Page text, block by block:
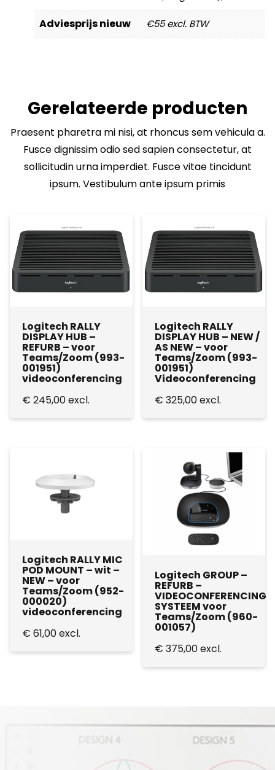
Adviesprijs nieuw €55 excl. BTW
Gerelateerde producten
Praesent pharetra mi nisi, at rhoncus sem vehicula a.
Fusce dignissim odio sed sapien consectetur, at
sollicitudin urna imperdiet. Fusce vitae tincidunt
ipsum. Vestibulum ante ipsum primis
Logitech RALLY
DISPLAY HUB –
REFURB – voor
Teams/Zoom (993-
001951)
videoconferencing
€ 245,00excl.
Logitech RALLY
DISPLAY HUB – NEW /
AS NEW – voor
Teams/Zoom (993-
001951)
Videoconferencing
€ 325,00excl.
Logitech RALLY MIC
POD MOUNT – wit –
NEW – voor
Teams/Zoom (952-
000020)
videoconferencing
€ 61,00excl.
Logitech GROUP –
REFURB –
VIDEOCONFERENCING
SYSTEEM voor
Teams/Zoom (960-
001057)
€ 375,00excl.